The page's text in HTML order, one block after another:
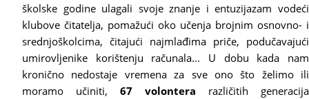
školske godine ulagali svoje znanje i entuzijazam vodeći
klubove čitatelja, pomažući oko učenja brojnim osnovno- i
srednjoškolcima, čitajući najmlađima priče, podučavajući
umirovljenike korištenju računala... U dobu kada nam
kronično nedostaje vremena za sve ono što želimo ili
moramo učiniti, 67 volontera različitih generacija